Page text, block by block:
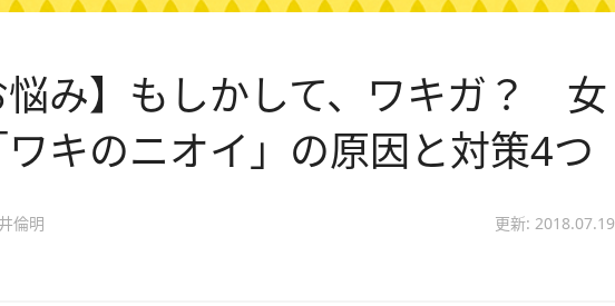
悩み】もしかして、ワキガ？ 女
キのニオイ」の原因と対策4つ
倫明 更新: 2018.07.19